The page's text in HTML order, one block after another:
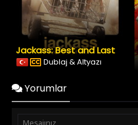
Jackass: Best and Last
Dublaj & Altyazı
Yorumlar